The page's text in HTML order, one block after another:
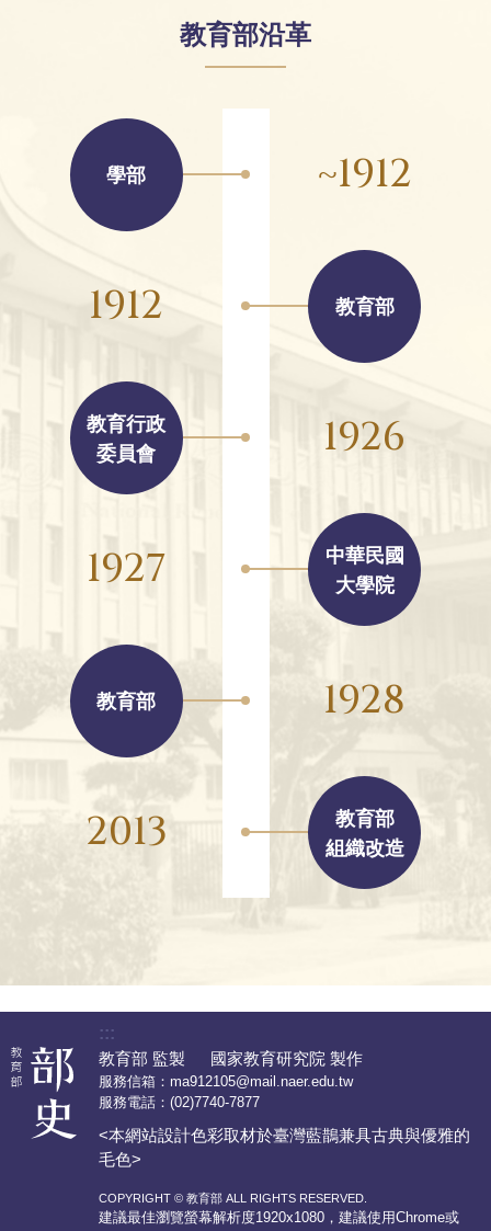
教育部沿革
~1912
學部
1912 教育部
1926
教育行政
委員會
1927
中華民國
大學院
1928
教育部
2013
教育部
組織改造
:::
教育部 監製 國家教育研究院 製作
服務信箱： ma912105@mail.naer.edu.tw
服務電話： (02)7740-7877
<本網站設計色彩取材於臺灣藍鵲兼具古典與優雅的
毛色>
COPYRIGHT © 教育部 ALL RIGHTS RESERVED.
建議最佳瀏覽螢幕解析度1920x1080，建議使用Chrome或